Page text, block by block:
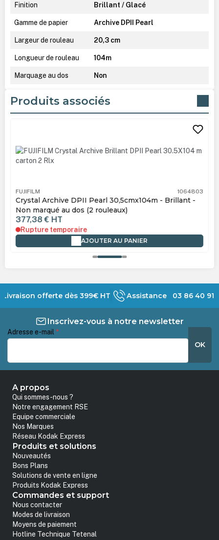
Finition Brillant / Glacé
Gamme de papier Archive DPII Pearl
Largeur de rouleau 20,3 cm
Longueur de rouleau 104m
Marquage au dos Non
Produits associés
FUJIFILM 1064803
Crystal Archive DPII Pearl 30,5cmx104m - Brillant -
Non marqué au dos (2 rouleaux)
377,38 € HT
Rupture temporaire
AJOUTER AU PANIER
Livraison offerte dès 399€ HT Assistance 03 86 40 91
Inscrivez-vous à notre newsletter
Adresse e-mail *
OK
A propos
Qui sommes-nous ?
Notre engagement RSE
Equipe commerciale
Nos Marques
Réseau Kodak Express
Produits et solutions
Nouveautés
Bons Plans
Solutions de vente en ligne
Produits Kodak Express
Commandes et support
Nous contacter
Modes de livraison
Moyens de paiement
Hotline Technique Tetenal